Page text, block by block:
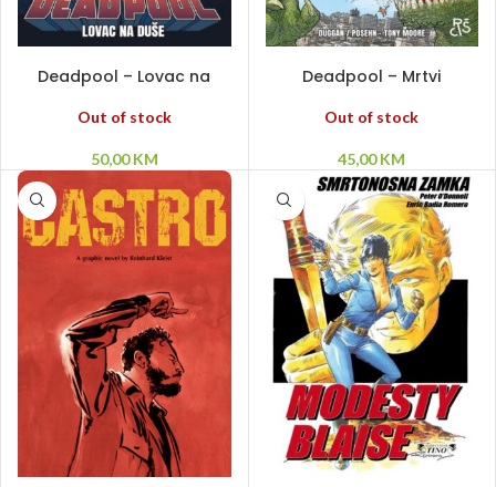
Deadpool – Lovac na
Out of stock
50,00KM
Deadpool – Mrtvi
predsjednici
Out of stock
45,00KM